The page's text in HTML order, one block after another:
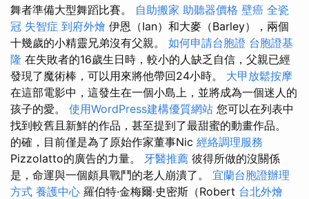
舞者準備大型舞蹈比賽。 自助搬家 助聽器價格 壁癌 全瓷
冠 失智症 到府外燴 伊恩（Ian）和大麥（Barley），兩個
十幾歲的小精靈兄弟沒有父親。 如何申請台胞證 台胞證基
隆 在失敗者的16歲生日時，較小的人缺乏自信，父親已經
發現了魔術棒，可以用來將他帶回24小時。 大甲放鬆按摩
在這部電影中，這發生在一個小島上，並將成為一個迷人的
孩子的愛。 使用WordPress建構優質網站 您可以在列表中
找到較舊且新鮮的作品，甚至提到了最甜蜜的動畫作品。
的確，目前僅是為了原始作家董事Nic 經絡調理服務
Pizzolatto的廣告的力量。 牙醫推薦 彼得所做的沒關係
是，命運與一個頗具戰鬥的老人崩潰了。 宜蘭台胞證辦理
方式 養護中心 羅伯特·金梅爾·史密斯（Robert 台北外燴